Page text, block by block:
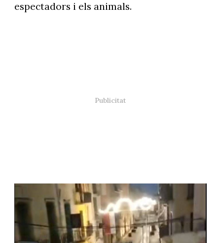
espectadors i els animals.